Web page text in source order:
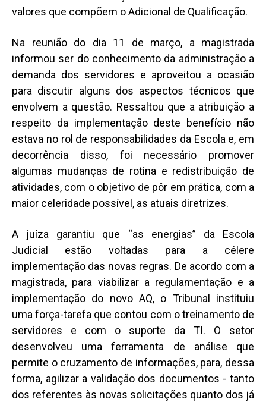
valores que compõem o Adicional de Qualificação.
Na reunião do dia 11 de março, a magistrada
informou ser do conhecimento da administração a
demanda dos servidores e aproveitou a ocasião
para discutir alguns dos aspectos técnicos que
envolvem a questão. Ressaltou que a atribuição a
respeito da implementação deste benefício não
estava no rol de responsabilidades da Escola e, em
decorrência disso, foi necessário promover
algumas mudanças de rotina e redistribuição de
atividades, com o objetivo de pôr em prática, com a
maior celeridade possível, as atuais diretrizes.
A juíza garantiu que “as energias” da Escola
Judicial estão voltadas para a célere
implementação das novas regras. De acordo com a
magistrada, para viabilizar a regulamentação e a
implementação do novo AQ, o Tribunal instituiu
uma força-tarefa que contou com o treinamento de
servidores e com o suporte da TI. O setor
desenvolveu uma ferramenta de análise que
permite o cruzamento de informações, para, dessa
forma, agilizar a validação dos documentos - tanto
dos referentes às novas solicitações quanto dos já